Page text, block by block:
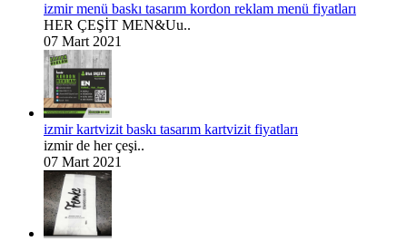
izmir menü baskı tasarım kordon reklam menü fiyatları
HER ÇEŞİT MEN&Uu..
07 Mart 2021
izmir kartvizit baskı tasarım kartvizit fiyatları
izmir de her çeşi..
07 Mart 2021